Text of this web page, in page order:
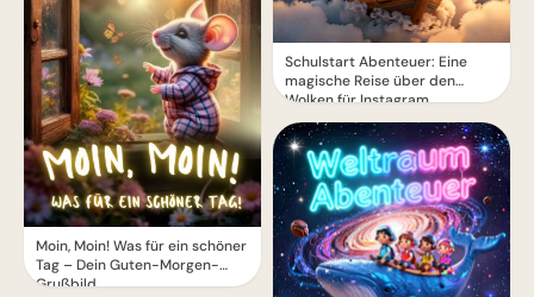
Moin, Moin! Was für ein schöner
Tag – Dein Guten-Morgen-
Grußbild
Schulstart Abenteuer: Eine
magische Reise über den
Wolken für Instagram